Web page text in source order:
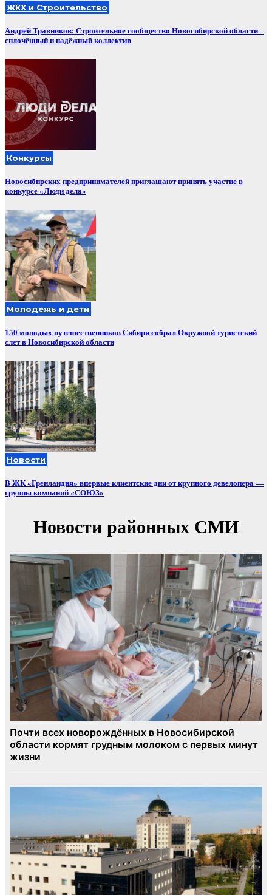
ЖКХ и Строительство
Андрей Травников: Строительное сообщество Новосибирской области –
сплочённый и надёжный коллектив
Конкурсы
Новосибирских предпринимателей приглашают принять участие в
конкурсе «Люди дела»
Молодежь и дети
150 молодых путешественников Сибири собрал Окружной туристский
слет в Новосибирской области
Новости
В ЖК «Гренландия» впервые клиентские дни от крупного девелопера —
группы компаний «СОЮЗ»